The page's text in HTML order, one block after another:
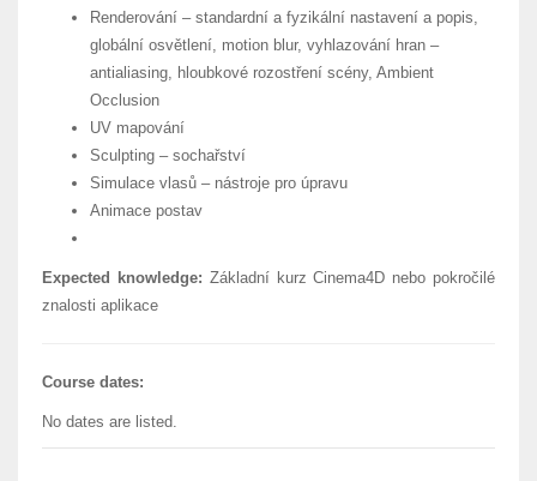
Renderování – standardní a fyzikální nastavení a popis,
globální osvětlení, motion blur, vyhlazování hran –
antialiasing, hloubkové rozostření scény, Ambient
Occlusion
UV mapování
Sculpting – sochařství
Simulace vlasů – nástroje pro úpravu
Animace postav
Expected knowledge: Základní kurz Cinema4D nebo pokročilé
znalosti aplikace
Course dates:
No dates are listed.